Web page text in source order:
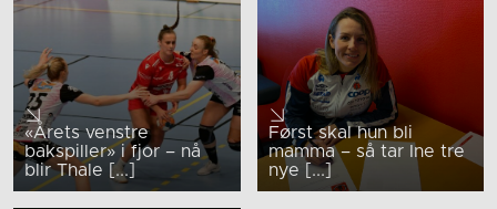
«Årets venstre
bakspiller» i fjor – nå
blir Thale [...]
Først skal hun bli
mamma – så tar Ine tre
nye [...]